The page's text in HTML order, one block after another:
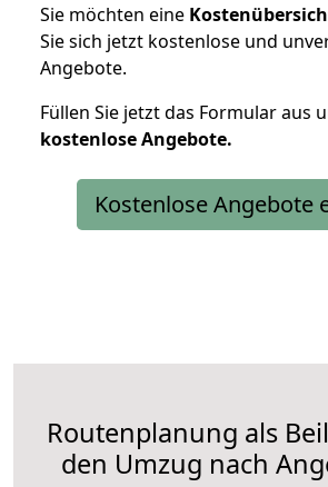
Sie möchten eine
Sie sich jetzt kostenlose und
Angebote.
Füllen Sie jetzt das Formular aus
kostenloseAngebote.
Kostenlose Angebote
Routenplanung als
den Umzug nach